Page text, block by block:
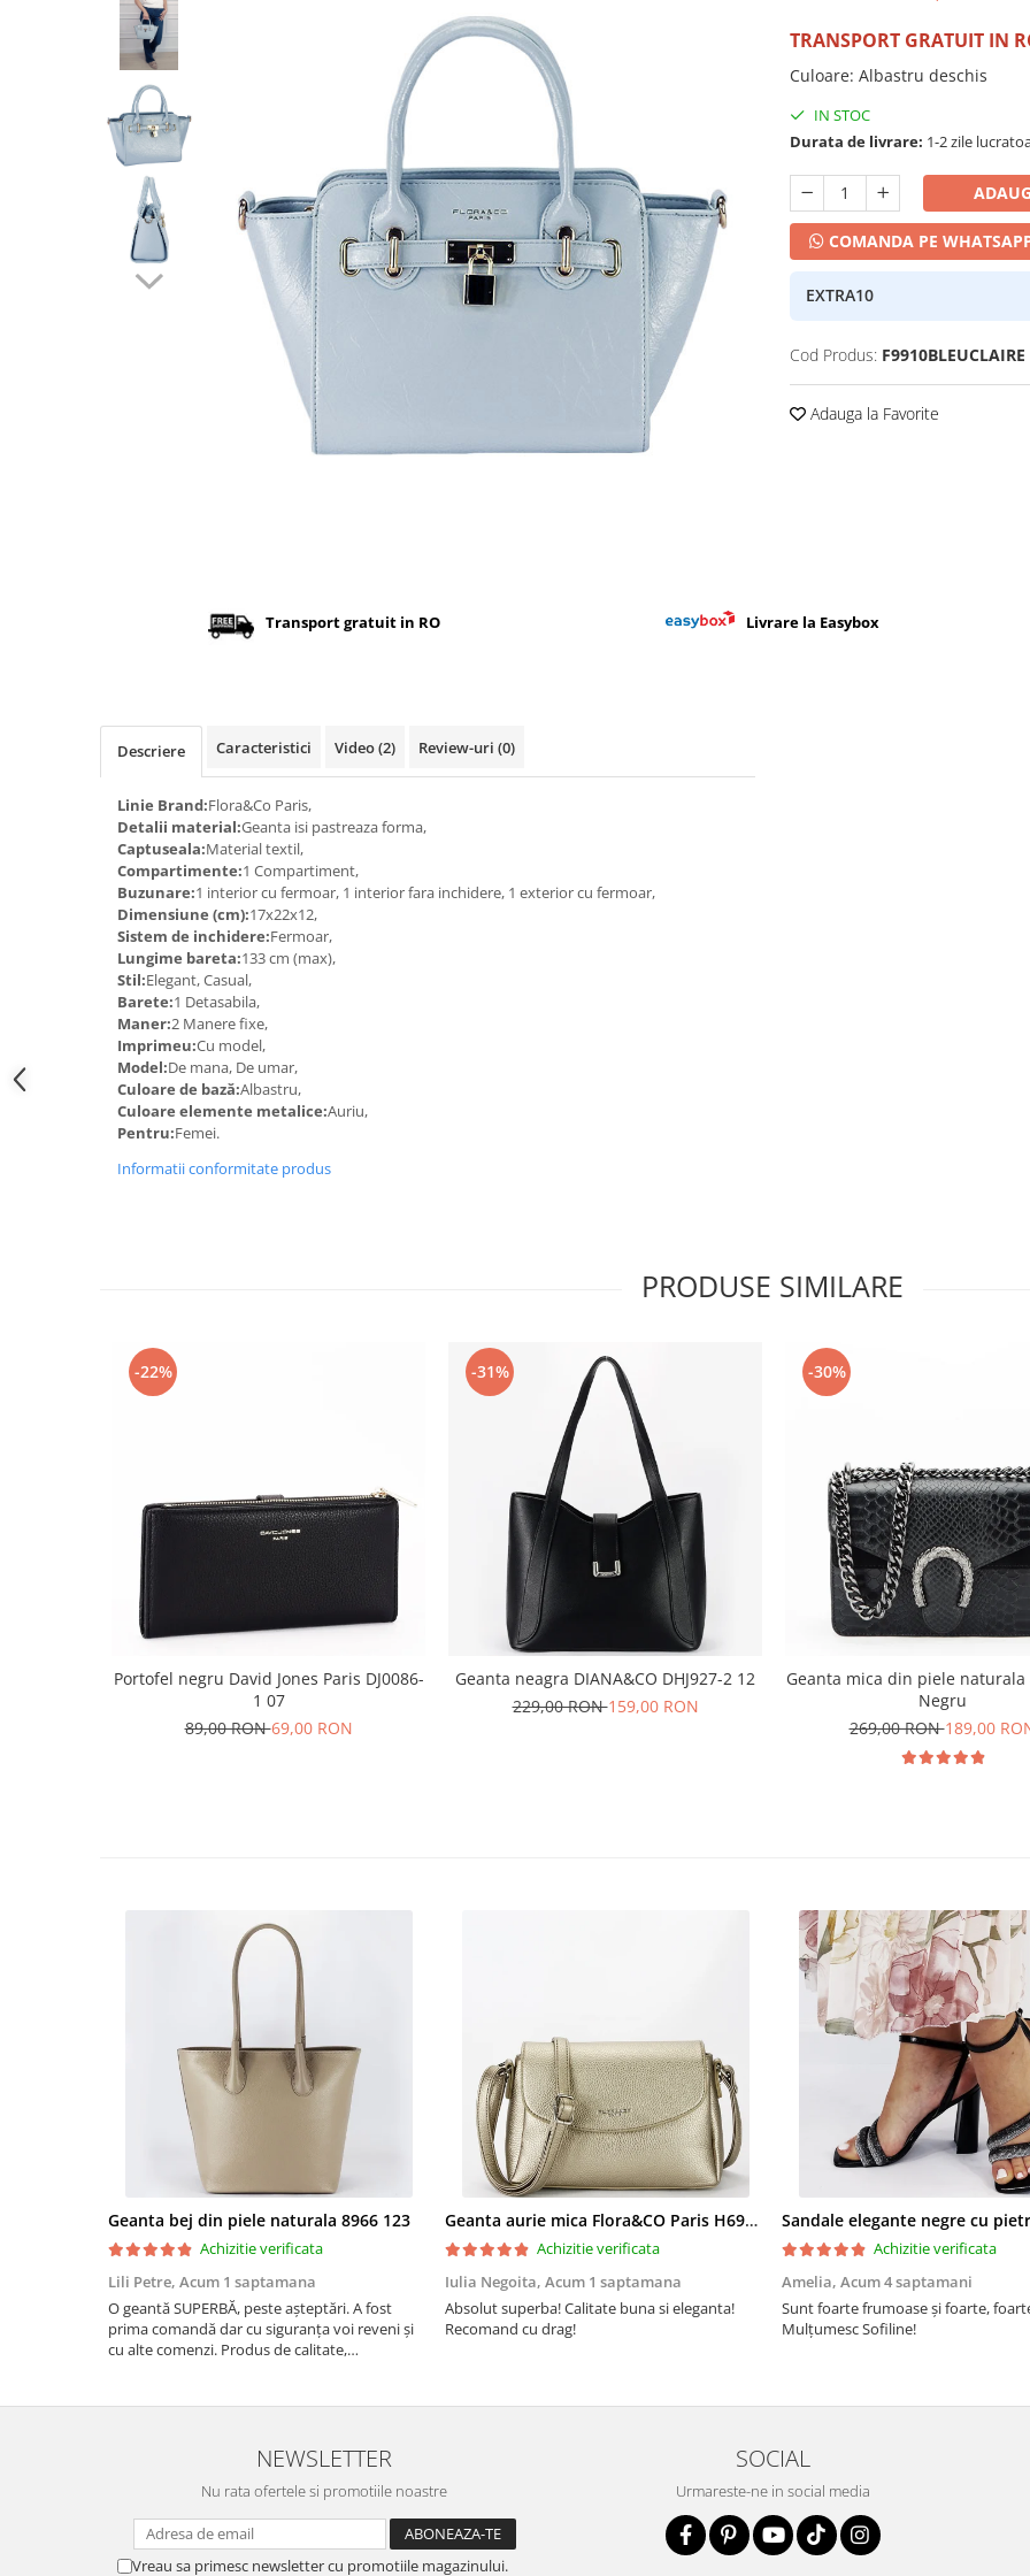
Incaltamine primavara-vara piele
Imbracaminte
Camasi si topuri
Blugi si pantaloni
Pulovere si cardigane
Incaltaminte toamna-iarna piele
TRANSPORT GRATUIT IN
Culoare: Albastru deschis
IN STOC
Durata de livrare: 1-2 zile
COMANDA PE
EXTRA10
Cod Produs: F9910BLEUCLAIRE
Adauga la Favorite
Transport gratuit in RO Livrare la Easybox
Descriere Caracteristici Video(2) Review-uri (0)
Linie Brand:Flora&Co Paris,
Detalii material:Geanta isi pastreaza forma,
Captuseala:Material textil,
Compartimente:1 Compartiment,
Buzunare:1 interior cu fermoar, 1 interior fara inchidere, 1 exterior cu fermoar,
Dimensiune (cm):17x22x12,
Sistem de inchidere:Fermoar,
Lungime bareta:133 cm (max),
Stil:Elegant, Casual,
Barete:1 Detasabila,
Maner:2 Manere fixe,
Imprimeu:Cu model,
Model:De mana, De umar,
Culoare de bază:Albastru,
Culoare elemente metalice:Auriu,
Pentru:Femei.
Informatii conformitate produs
PRODUSE SIMILARE
-22%
Portofel negru David Jones Paris DJ0086-
1 07
89,00 RON69,00 RON
-31%
Geanta neagra DIANA&CO DHJ927-2 12
229,00 RON159,00 RON
-30%
Geanta mica din piele naturala
Negru
269,00 RON189,00
Geanta bej din piele naturala 8966 123
Achizitie verificata
Lili Petre, Acum 1 saptamana
O geantă SUPERBĂ, peste așteptări. A fost
prima comandă dar cu siguranța voi reveni și
cu alte comenzi. Produs de calitate,
SOFILINE!!!
Geanta aurie mica Flora&CO Paris H6930 16
Achizitie verificata
Iulia Negoita, Acum 1 saptamana
Absolut superba! Calitate buna si eleganta!
Recomand cu drag!
Achizitie verificata
Amelia, Acum 4 saptamani
Sunt foarte frumoase şi foarte,
Mulţumesc Sofiline!
NEWSLETTER
Nu rata ofertele si promotiile noastre
Vreau sa primesc newsletter cu promotiile magazinului.
SOCIAL
Urmareste-ne in social media